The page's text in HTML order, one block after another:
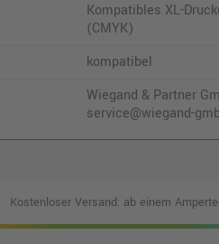
Kompatibles XL-
(CMYK)
kompatibel
Wiegand & Partner
service@wiegand-
Kostenloser Versand: ab einem